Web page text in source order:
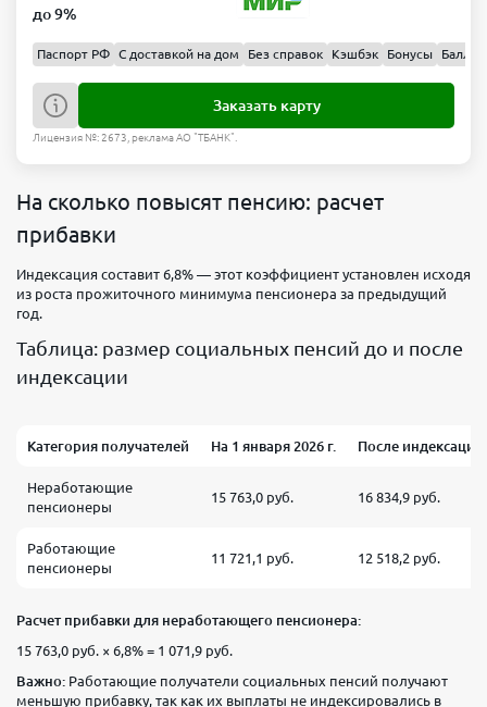
до 9%
Паспорт РФ С доставкой на дом Без справок Кэшбэк Бонусы Баллы
Заказать карту
Лицензия №: 2673, реклама АО "ТБАНК".
На сколько повысят пенсию: расчет
прибавки
Индексация составит 6,8% — этот коэффициент установлен исходя
из роста прожиточного минимума пенсионера за предыдущий
год.
Таблица: размер социальных пенсий до и после
индексации
Категория получателей На 1 января 2026 г. После индексации
Неработающие
пенсионеры
15 763,0 руб. 16 834,9 руб.
Работающие
пенсионеры
11 721,1 руб. 12 518,2 руб.
Расчет прибавки для неработающего пенсионера:
15 763,0 руб. × 6,8% = 1 071,9 руб.
Важно: Работающие получатели социальных пенсий получают
меньшую прибавку, так как их выплаты не индексировались в